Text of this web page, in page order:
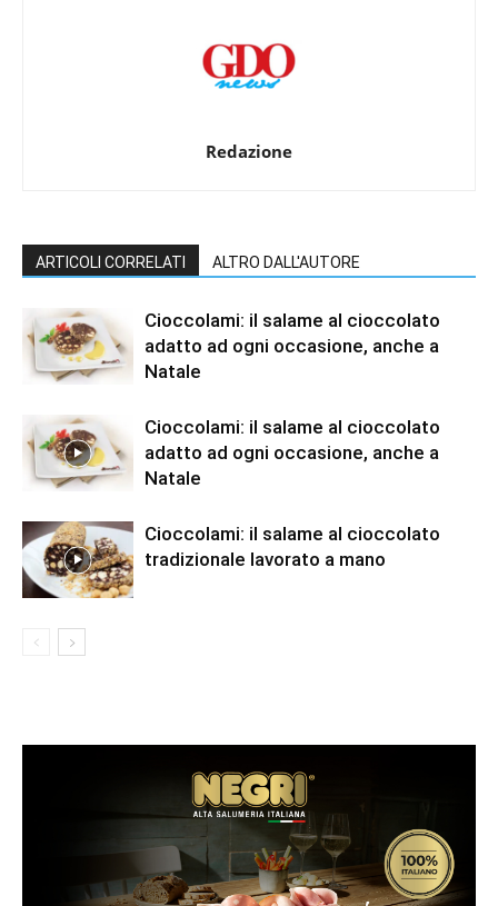
Redazione
ARTICOLI CORRELATI ALTRO DALL'AUTORE
Cioccolami: il salame al cioccolato
adatto ad ogni occasione, anche a
Natale
Cioccolami: il salame al cioccolato
adatto ad ogni occasione, anche a
Natale
Cioccolami: il salame al cioccolato
tradizionale lavorato a mano